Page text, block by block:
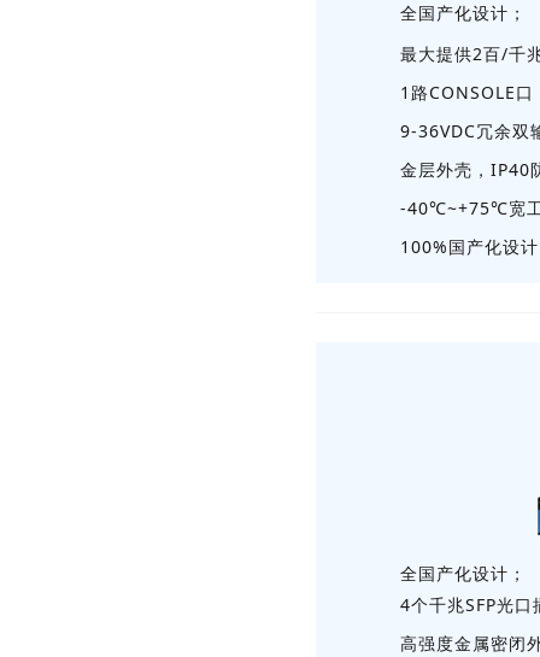
全国产化设计；
最大提供2百/千
1路CONSOLE
9-36VDC冗余双
金层外壳，IP40
-40℃~+75℃宽
100%国产化设
全国产化设计；
4个千兆SFP光
高强度金属密闭